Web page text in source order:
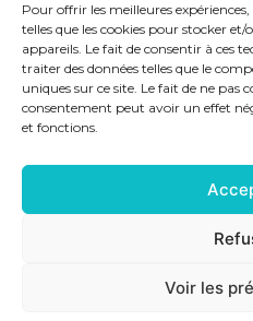
Pour offrir les meilleures
telles que les cookies pour stocker
appareils. Le fait de consentir à ces
traiter des données telles que le
uniques sur ce site. Le fait de ne pas
consentement peut avoir un effet
et fonctions.
Voir les